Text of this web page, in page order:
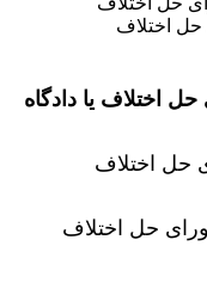
حل اختلاف
اختلاف یا دادگاه
حل اختلاف